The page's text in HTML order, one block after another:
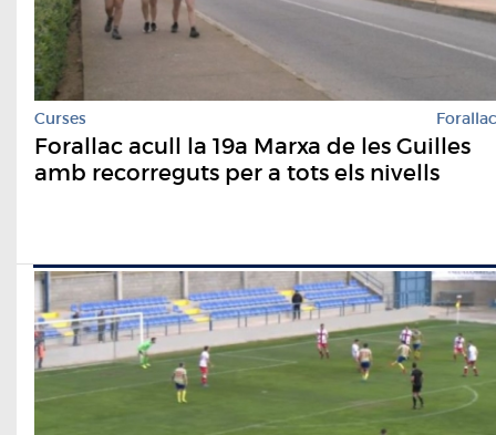
Curses Forallac
Forallac acull la 19a Marxa de les Guilles
amb recorreguts per a tots els nivells